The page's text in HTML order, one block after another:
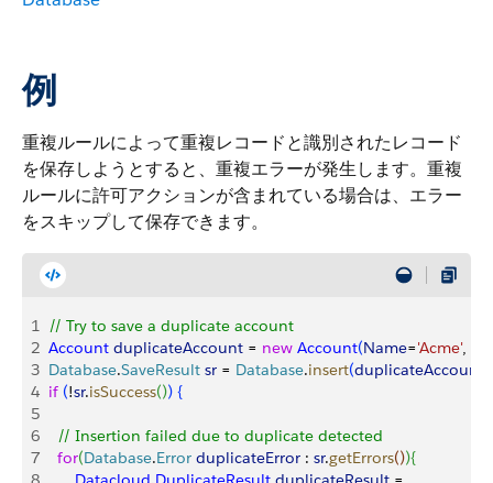
例
重複ルールによって重複レコードと識別されたレコード
を保存しようとすると、重複エラーが発生します。重複
ルールに許可アクションが含まれている場合は、エラー
をスキップして保存できます。
1 // Try to save a duplicate account
2 Account duplicateAccount = new Account(Name='Acme',
3 Database.SaveResult sr = Database.insert(duplicateAccount
4 if (!sr.isSuccess()) {
5
6
	// Insertion failed due to duplicate detected
7
	for
(Database.Error duplicateError : sr.getErrors()){